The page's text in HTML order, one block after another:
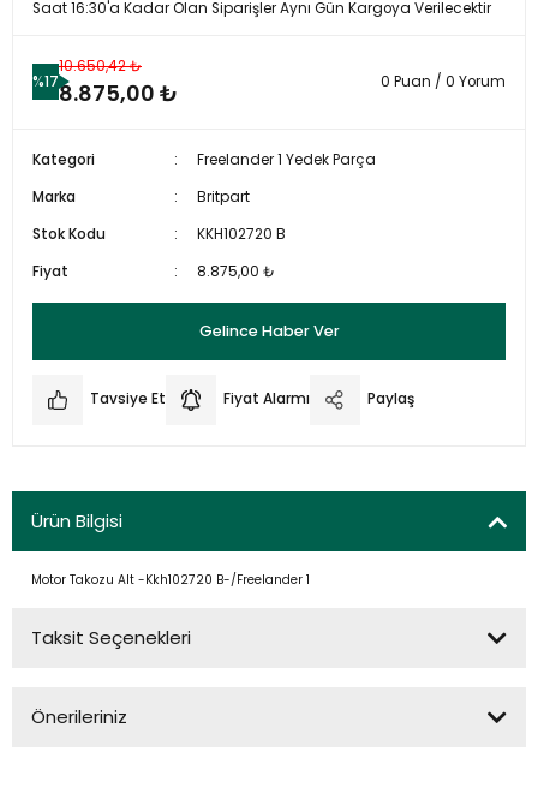
Saat 16:30'a Kadar Olan Siparişler Aynı Gün Kargoya Verilecektir
%17
10.650,42 ₺
8.875,00 ₺ 0 Puan / 0 Yorum
Kategori
Freelander 1 Yedek Parça
Marka
Britpart
Stok Kodu
KKH102720 B
Fiyat
8.875,00 ₺
Gelince Haber Ver
Tavsiye Et Fiyat Alarmı Paylaş
Ürün Bilgisi
Motor Takozu Alt -Kkh102720 B-/Freelander 1
Taksit Seçenekleri
Önerileriniz